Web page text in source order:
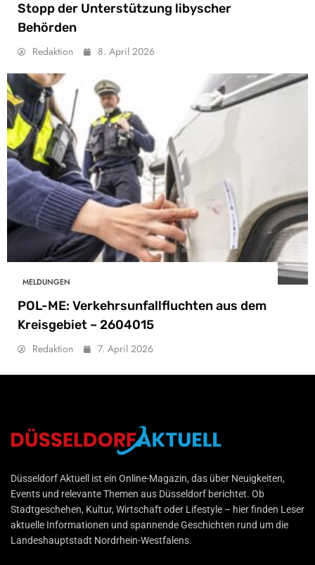
Stopp der Unterstützung libyscher
Behörden
Redaktion 8. April 2026
MELDUNGEN
POL-ME: Verkehrsunfallfluchten aus dem
Kreisgebiet – 2604015
Redaktion 7. April 2026
Düsseldorf Aktuell
Düsseldorf Aktuell ist ein Online-Magazin, das über Neuigkeiten,
Events und relevante Themen aus Düsseldorf berichtet. Ob
Stadtgeschehen, Kultur, Wirtschaft oder Lifestyle – hier finden Leser
aktuelle Informationen und spannende Geschichten rund um die
Landeshauptstadt Nordrhein-Westfalens.